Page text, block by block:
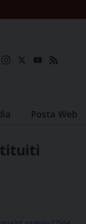
FacebookInstagramYouTube
Posta Web